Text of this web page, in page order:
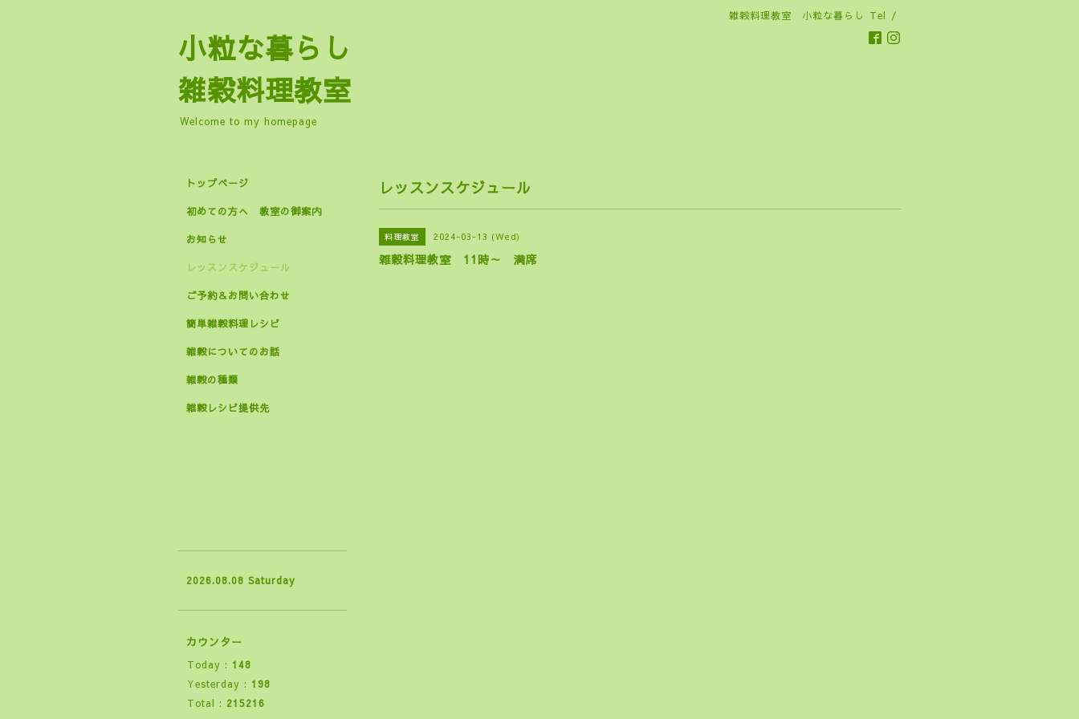
雑穀料理教室 小粒な暮らし Tel /
小粒な暮らし
雑穀料理教室
Welcome to my homepage
レッスンスケジュール
料理教室 2024-03-13 (Wed)
雑穀料理教室 11時～ 満席
トップページ
初めての方へ 教室の御案内
お知らせ
レッスンスケジュール
ご予約＆お問い合わせ
簡単雑穀料理レシピ
雑穀についてのお話
雑穀の種類
雑穀レシピ提供先
2026.08.08 Saturday
カウンター
Today : 148
Yesterday : 198
Total : 215216